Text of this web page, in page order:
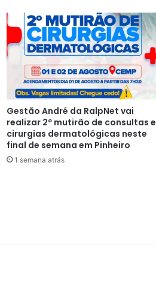
Gestão André da RalpNet vai
realizar 2º mutirão de consultas e
cirurgias dermatológicas neste
final de semana em Pinheiro
1 semana atrás